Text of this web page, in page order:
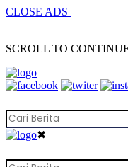
CLOSE ADS
SCROLL TO
✖